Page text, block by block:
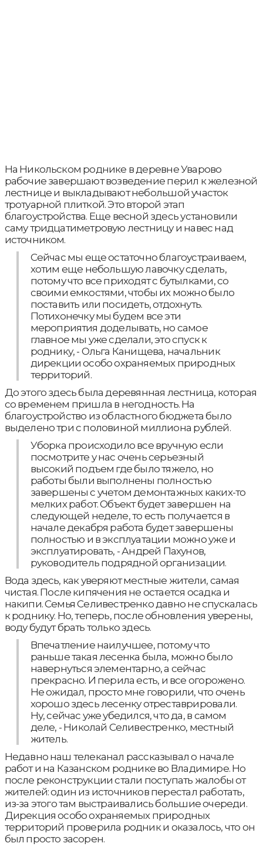
На Никольском роднике в деревне Уварово
рабочие завершают возведение перил к железной
лестнице и выкладывают небольшой участок
тротуарной плиткой. Это второй этап
благоустройства. Еще весной здесь установили
саму тридцатиметровую лестницу и навес над
источником.
Сейчас мы еще остаточно благоустраиваем,
хотим еще небольшую лавочку сделать,
потому что все приходят с бутылками, со
своими емкостями, чтобы их можно было
поставить или посидеть, отдохнуть.
Потихонечку мы будем все эти
мероприятия доделывать, но самое
главное мы уже сделали, это спуск к
роднику, - Ольга Канищева, начальник
дирекции особо охраняемых природных
территорий.
До этого здесь была деревянная лестница, которая
со временем пришла в негодность. На
благоустройство из областного бюджета было
выделено три с половиной миллиона рублей.
Уборка происходило все вручную если
посмотрите у нас очень серьезный
высокий подъем где было тяжело, но
работы были выполнены полностью
завершены с учетом демонтажных каких-то
мелких работ. Объект будет завершен на
следующей неделе, то есть получается в
начале декабря работа будет завершены
полностью и в эксплуатации можно уже и
эксплуатировать, - Андрей Пахунов,
руководитель подрядной организации.
Вода здесь, как уверяют местные жители, самая
чистая. После кипячения не остается осадка и
накипи. Семья Селивестренко давно не спускалась
к роднику. Но, теперь, после обновления уверены,
воду будут брать только здесь.
Впечатление наилучшее, потому что
раньше такая лесенка была, можно было
навернуться элементарно, а сейчас
прекрасно. И перила есть, и все огорожено.
Не ожидал, просто мне говорили, что очень
хорошо здесь лесенку отреставрировали.
Ну, сейчас уже убедился, что да, в самом
деле, - Николай Селивестренко, местный
житель.
Недавно наш телеканал рассказывал о начале
работ и на Казанском роднике во Владимире. Но
после реконструкции стали поступать жалобы от
жителей: один из источников перестал работать,
из-за этого там выстраивались большие очереди.
Дирекция особо охраняемых природных
территорий проверила родник и оказалось, что он
был просто засорен.